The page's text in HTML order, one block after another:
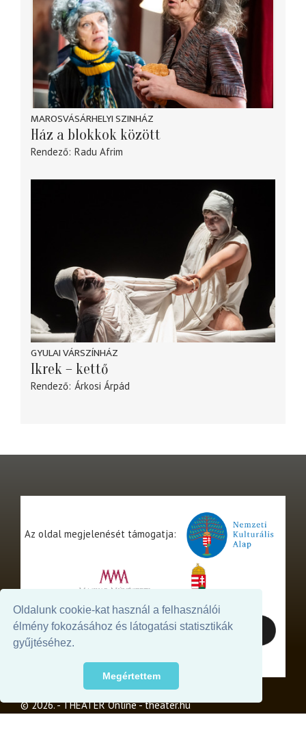
Oldalunk cookie-kat használ a felhasználói
élmény fokozásához és látogatási statisztikák
gyűjtéséhez.
Megértettem
MAROSVÁSÁRHELYI SZINHÁZ
Ház a blokkok között
Rendező Radu Afrim
GYULAI VÁRSZÍNHÁZ
Ikrek – kettő
Rendező Árkosi Árpád
Az oldal megjelenését támogatja:
© 2026. - THEATER Online -theater.hu